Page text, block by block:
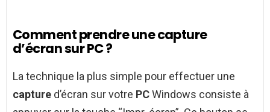
Comment prendre une capture
d’écran sur PC ?
La technique la plus simple pour effectuer une
capture d’écran sur votre PCWindows consiste à